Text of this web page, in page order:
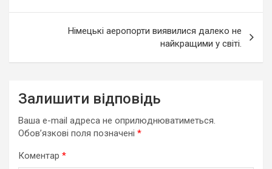
Німецькі аеропорти виявилися далеко не
найкращими у світі.
Залишити відповідь
Ваша e-mail адреса не оприлюднюватиметься.
Обов’язкові поля позначені *
Коментар *